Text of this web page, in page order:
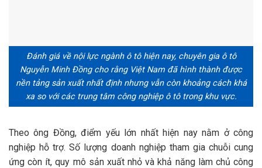
Đánh giá về nội lực ngành ô tô hiện nay, chuyên gia ô tô
Nguyễn Minh Đồng cho rằng Việt Nam đã hình thành được
nền tảng sản xuất nhất định nhưng vẫn còn khoảng cách khá
xa so với các trung tâm công nghiệp ô tô trong khu vực.
Theo ông Đồng, điểm yếu lớn nhất hiện nay nằm ở công
nghiệp hỗ trợ. Số lượng doanh nghiệp tham gia chuỗi cung
ứng còn ít, quy mô sản xuất nhỏ và khả năng làm chủ công